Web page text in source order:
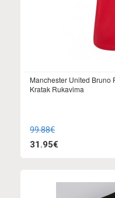
Manchester United Bruno
Kratak Rukavima
99.88€
31.95€